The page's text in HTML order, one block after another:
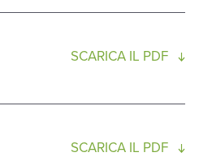
SCARICA IL PDF
SCARICA IL PDF